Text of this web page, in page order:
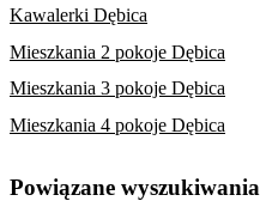
Kawalerki Dębica
Mieszkania 2 pokoje Dębica
Mieszkania 3 pokoje Dębica
Mieszkania 4 pokoje Dębica
Powiązane wyszukiwania